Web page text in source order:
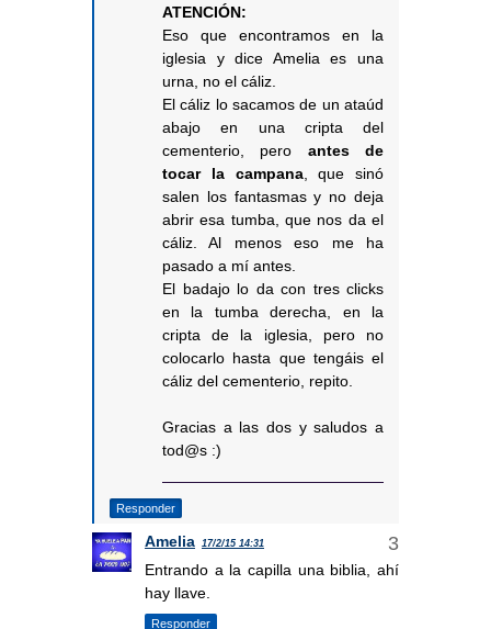
ATENCIÓN:
Eso que encontramos en la
iglesia y dice Amelia es una
urna, no el cáliz.
El cáliz lo sacamos de un ataúd
abajo en una cripta del
cementerio, pero antes de
tocar la campana, que sinó
salen los fantasmas y no deja
abrir esa tumba, que nos da el
cáliz. Al menos eso me ha
pasado a mí antes.
El badajo lo da con tres clicks
en la tumba derecha, en la
cripta de la iglesia, pero no
colocarlo hasta que tengáis el
cáliz del cementerio, repito.
Gracias a las dos y saludos a
tod@s :)
Responder
Amelia 17/2/15 14:31
Entrando a la capilla una biblia, ahí
hay llave.
Responder